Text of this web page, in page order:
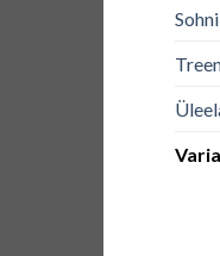
Varia